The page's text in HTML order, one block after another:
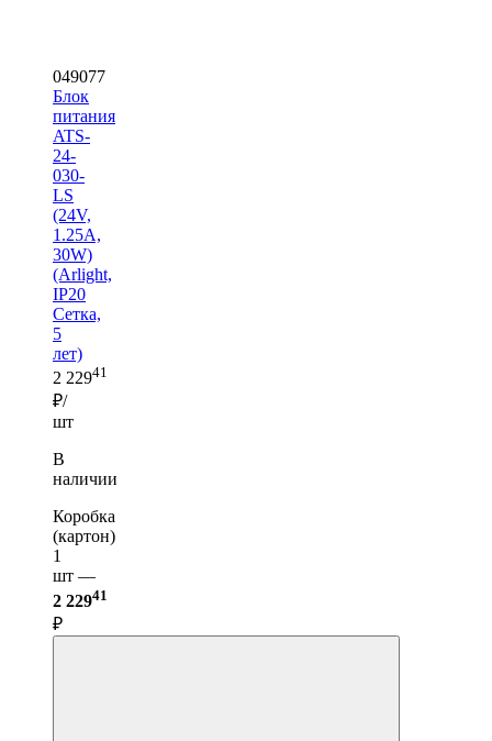
049077
Блок
питания
ATS-
24-
030-
LS
(24V,
1.25A,
30W)
(Arlight,
IP20
Сетка,
5
лет)
2 22941
₽/
шт
В
наличии
Коробка
(картон)
1
шт —
2 22941
₽